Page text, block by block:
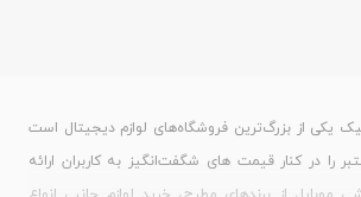
یکی از بزرگ‌ترین فروشگاه‌های لوازم دیجیتال است
را در کنار قیمت های شگفت‌انگیز به کاربران ارائه